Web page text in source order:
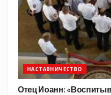
НАСТАВНИЧЕСТВО
Отец Иоанн: